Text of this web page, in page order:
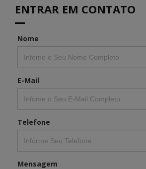
ENTRAR EM CONTATO
Nome
E-Mail
Telefone
Mensagem